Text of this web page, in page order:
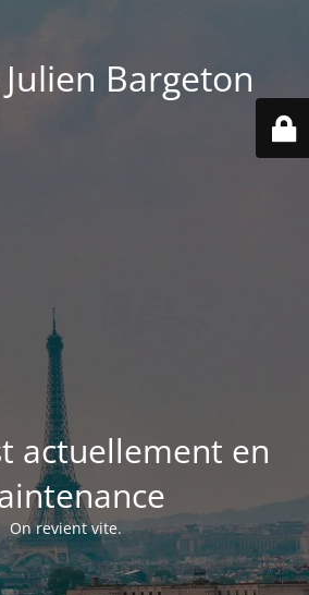
Bargeton
actuellement en
On revient vite.